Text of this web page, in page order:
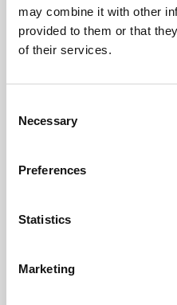
may combine it with other
provided to them or that
of their services.
Selection
Necessary
Preferences
Statistics
Marketing